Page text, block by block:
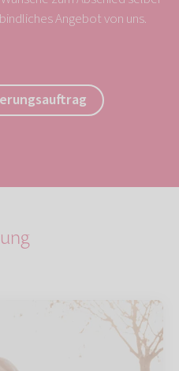
Angebot von uns.